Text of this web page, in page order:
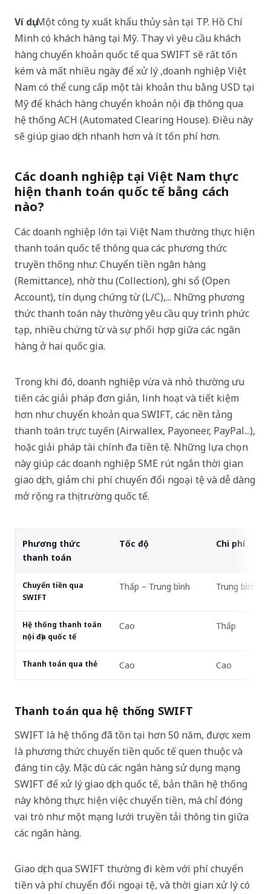
Ví dụ: Một công ty xuất khẩu thủy sản tại TP. Hồ Chí
Minh có khách hàng tại Mỹ. Thay vì yêu cầu khách
hàng chuyển khoản quốc tế qua SWIFT sẽ rất tốn
kém và mất nhiều ngày để xử lý ,doanh nghiệp Việt
Nam có thể cung cấp một tài khoản thu bằng USD tại
Mỹ để khách hàng chuyển khoản nội địa thông qua
hệ thống ACH (Automated Clearing House). Điều này
sẽ giúp giao dịch nhanh hơn và ít tốn phí hơn.
Các doanh nghiệp tại Việt Nam thực
hiện thanh toán quốc tế bằng cách
nào?
Các doanh nghiệp lớn tại Việt Nam thường thực hiện
thanh toán quốc tế thông qua các phương thức
truyền thống như: Chuyển tiền ngân hàng
(Remittance), nhờ thu (Collection), ghi sổ (Open
Account), tín dụng chứng từ (L/C),... Những phương
thức thanh toán này thường yêu cầu quy trình phức
tạp, nhiều chứng từ và sự phối hợp giữa các ngân
hàng ở hai quốc gia.
Trong khi đó, doanh nghiệp vừa và nhỏ thường ưu
tiên các giải pháp đơn giản, linh hoạt và tiết kiệm
hơn như chuyển khoản qua SWIFT, các nền tảng
thanh toán trực tuyến (Airwallex, Payoneer, PayPal...),
hoặc giải pháp tài chính đa tiền tệ. Những lựa chọn
này giúp các doanh nghiệp SME rút ngắn thời gian
giao dịch, giảm chi phí chuyển đổi ngoại tệ và dễ dàng
mở rộng ra thị trường quốc tế.
Phương thức
thanh toán
Tốc độ Chi phí
Chuyển tiền qua
SWIFT
Thấp – Trung bình Trung bình –
Hệ thống thanh toán
nội địa quốc tế
Cao Thấp
Thanh toán qua thẻ Cao Cao
Thanh toán qua hệ thống SWIFT
SWIFT là hệ thống đã tồn tại hơn 50 năm, được xem
là phương thức chuyển tiền quốc tế quen thuộc và
đáng tin cậy. Mặc dù các ngân hàng sử dụng mạng
SWIFT để xử lý giao dịch quốc tế, bản thân hệ thống
này không thực hiện việc chuyển tiền, mà chỉ đóng
vai trò như một mạng lưới truyền tải thông tin giữa
các ngân hàng.
Giao dịch qua SWIFT thường đi kèm với phí chuyển
tiền và phí chuyển đổi ngoại tệ, và thời gian xử lý có